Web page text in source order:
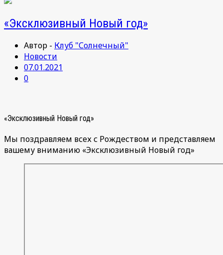
«Эксклюзивный Новый год»
Автор - Клуб "Солнечный"
Новости
07.01.2021
0
«Эксклюзивный Новый год»
Мы поздравляем всех с Рождеством и представляем
вашему вниманию «Эксклюзивный Новый год»